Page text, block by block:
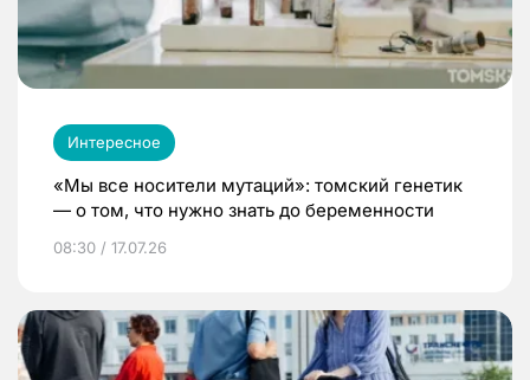
Интересное
«Мы все носители мутаций»: томский генетик
— о том, что нужно знать до беременности
08:30 / 17.07.26